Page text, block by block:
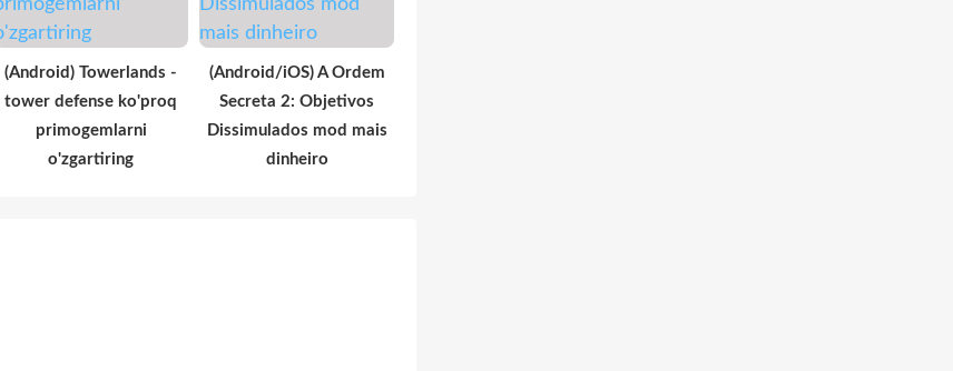
(Android) Towerlands -
tower defense ko'proq
primogemlarni
o'zgartiring
(Android/iOS) A Ordem
Secreta 2: Objetivos
Dissimulados mod mais
dinheiro